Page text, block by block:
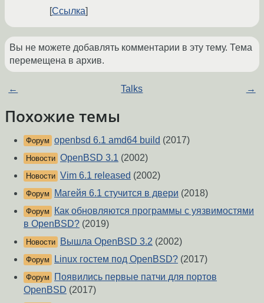
Ссылка
Вы не можете добавлять комментарии в эту тему. Тема
перемещена в архив.
← Talks →
Похожие темы
Форум openbsd 6.1 amd64 build (2017)
Новости OpenBSD 3.1 (2002)
Новости Vim 6.1 released (2002)
Форум Магейя 6.1 стучится в двери (2018)
Форум
Как обновляются программы с уязвимостями
в OpenBSD? (2019)
Новости Вышла OpenBSD 3.2 (2002)
Форум Linux гостем под OpenBSD? (2017)
Форум
Появились первые патчи для портов
OpenBSD (2017)